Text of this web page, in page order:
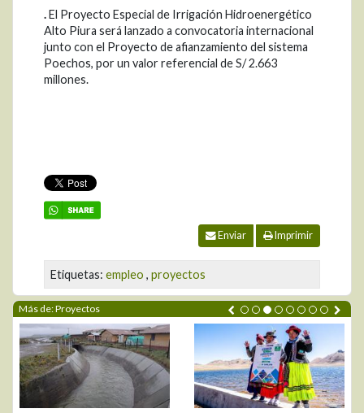
.El Proyecto Especial de Irrigación Hidroenergético
Alto Piura será lanzado a convocatoria internacional
junto con el Proyecto de afianzamiento del sistema
Poechos, por un valor referencial de S/ 2.663
millones.
Enviar Imprimir
Etiquetas: empleo , proyectos
Más de: Proyectos